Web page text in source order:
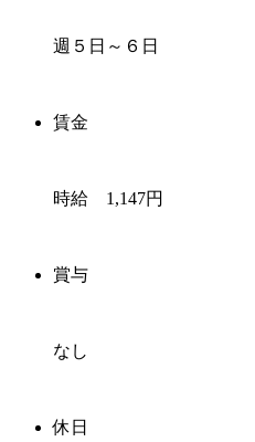
週５日～６日
賃金
時給 1,147円
賞与
なし
休日